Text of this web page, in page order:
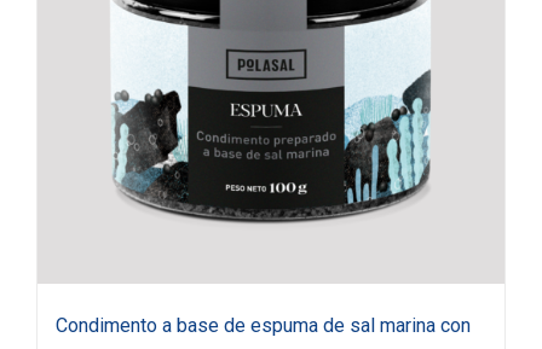
Condimento a base de espuma de sal marina con